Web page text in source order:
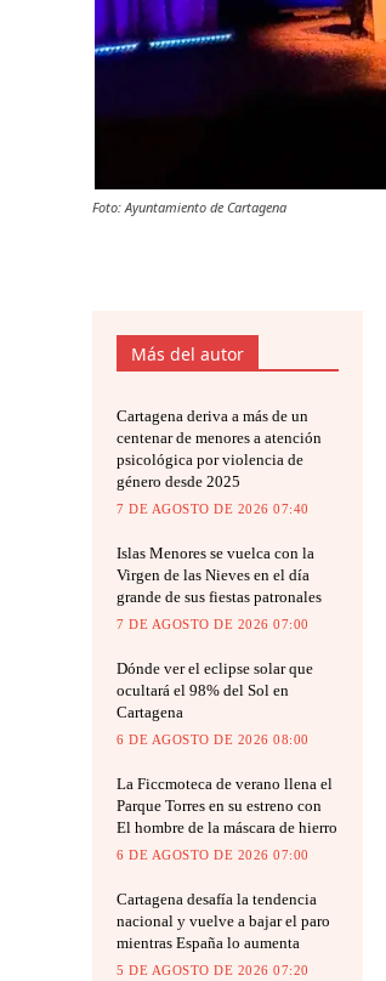
Foto: Ayuntamiento de Cartagena
Más del autor
Cartagena deriva a más de un
centenar de menores a atención
psicológica por violencia de
género desde 2025
7 DE AGOSTO DE 2026 07:40
Islas Menores se vuelca con la
Virgen de las Nieves en el día
grande de sus fiestas patronales
7 DE AGOSTO DE 2026 07:00
Dónde ver el eclipse solar que
ocultará el 98% del Sol en
Cartagena
6 DE AGOSTO DE 2026 08:00
La Ficcmoteca de verano llena el
Parque Torres en su estreno con
El hombre de la máscara de hierro
6 DE AGOSTO DE 2026 07:00
Cartagena desafía la tendencia
nacional y vuelve a bajar el paro
mientras España lo aumenta
5 DE AGOSTO DE 2026 07:20